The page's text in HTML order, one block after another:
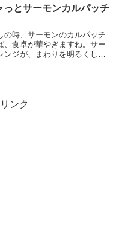
。おうちごはんランキングタ
ンニョムチキン...
っとサーモンカルパッチ
の時、サーモンのカルパッチ
、食卓が華やぎますね。サー
ンジが、まわりを明るくして
ンク